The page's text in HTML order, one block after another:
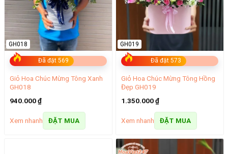
Đã đặt 569
GH018
Giỏ Hoa Chúc Mừng Tông Xanh
GH018
940.000₫
Xem nhanh ĐẶT MUA
Đã đặt 573
GH019
Giỏ Hoa Chúc Mừng Tông Hồng
Đẹp GH019
1.350.000₫
Xem nhanh ĐẶT MUA